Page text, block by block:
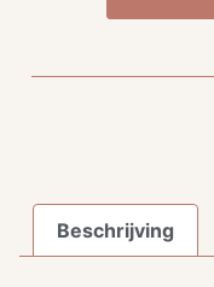
Beschrijving